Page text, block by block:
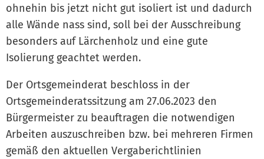
ohnehin bis jetzt nicht gut isoliert ist und dadurch
alle Wände nass sind, soll bei der Ausschreibung
besonders auf Lärchenholz und eine gute
Isolierung geachtet werden.
Der Ortsgemeinderat beschloss in der
Ortsgemeinderatssitzung am 27.06.2023 den
Bürgermeister zu beauftragen die notwendigen
Arbeiten auszuschreiben bzw. bei mehreren Firmen
gemäß den aktuellen Vergaberichtlinien